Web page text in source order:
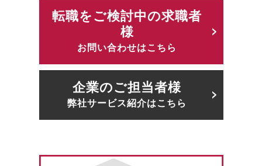
転職をご検討中の求職者
様
お問い合わせはこちら
企業のご担当者様
弊社サービス紹介はこちら